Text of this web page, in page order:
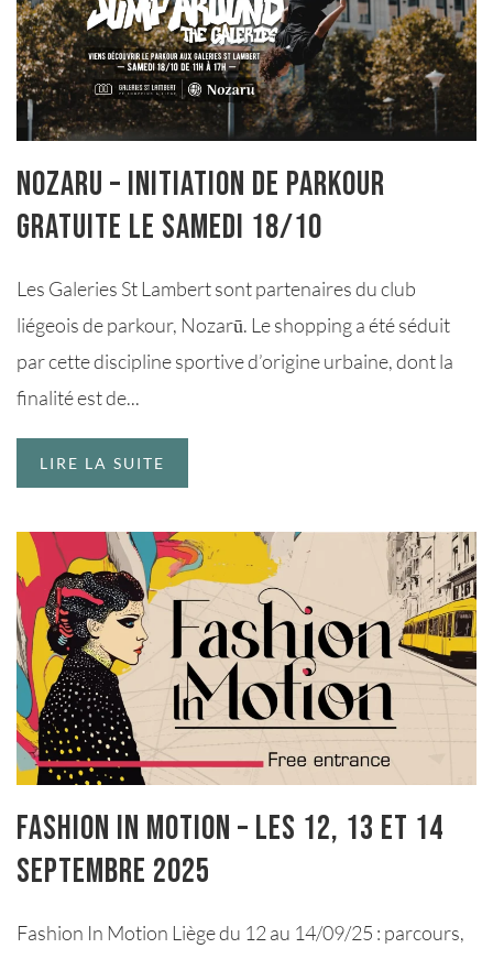
Nozaru – Initiation de Parkour
gratuite le samedi 18/10
Les Galeries St Lambert sont partenaires du club
liégeois de parkour, Nozarū. Le shopping a été séduit
par cette discipline sportive d’origine urbaine, dont la
finalité est de...
LIRE LA SUITE
Fashion in Motion – les 12, 13 et 14
septembre 2025
Fashion In Motion Liège du 12 au 14/09/25 : parcours,